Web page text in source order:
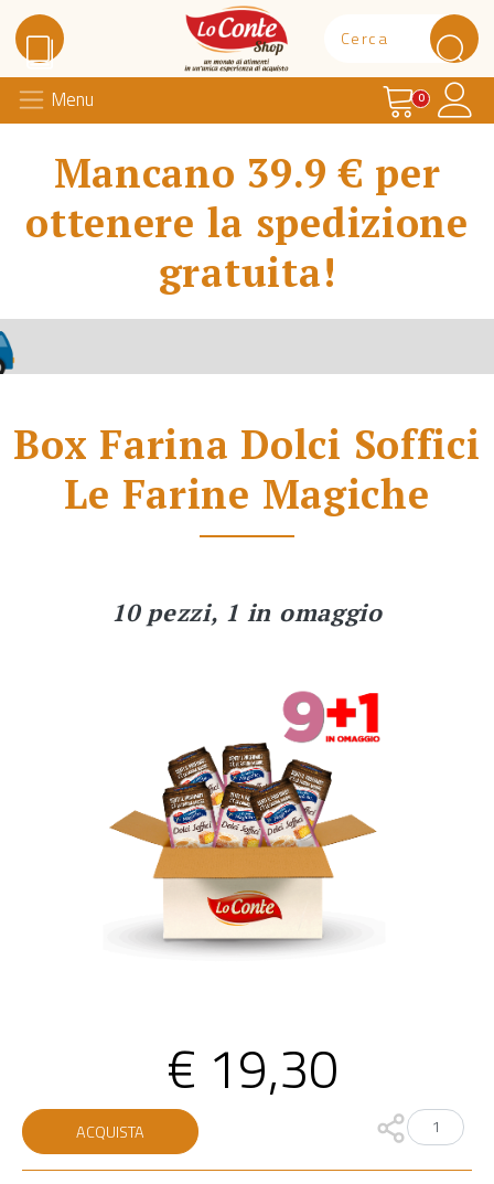
Lo Conte Shop
Menu Carrello
0
Mancano 39.9 € per
ottenere la spedizione
gratuita!
Box Farina Dolci Soffici
Le Farine Magiche
10 pezzi, 1 in omaggio
€ 19,30
Box
Farina
Dolci
Soffici
ACQUISTA